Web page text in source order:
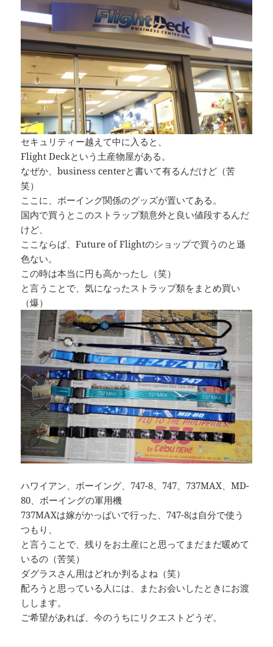
セキュリティー越えて中に入ると、
Flight Deckという土産物屋がある。
なぜか、business centerと書いて有るんだけど（苦
笑）
ここに、ボーイング関係のグッズが置いてある。
国内で買うとこのストラップ類意外と良い値段するんだ
けど、
ここならば、Future of Flightのショップで買うのと遜
色ない。
この時は本当に円も高かったし（笑）
と言うことで、気になったストラップ類をまとめ買い
（爆）
ハワイアン、ボーイング、747-8、747、737MAX、MD-
80、ボーイングの軍用機
737MAXは嫁がかっぱいで行った、747-8は自分で使う
つもり、
と言うことで、残りをお土産にと思ってまだまだ暖めて
いるの（苦笑）
ダグラスさん用はどれか判るよね（笑）
配ろうと思っている人には、またお会いしたときにお渡
しします。
ご希望があれば、今のうちにリクエストどうぞ。